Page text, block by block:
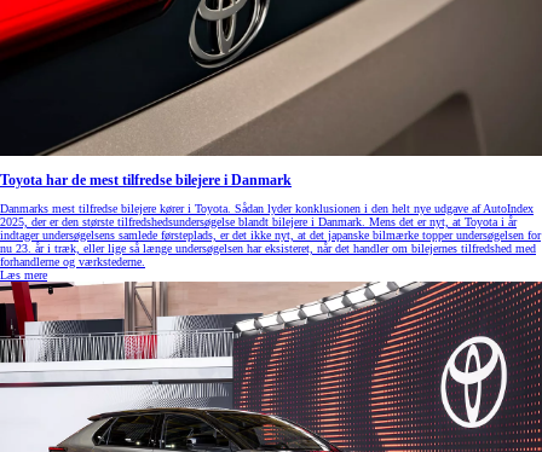
Toyota har de mest tilfredse bilejere i Danmark
Danmarks mest tilfredse bilejere kører i Toyota. Sådan lyder konklusionen i den helt nye udgave af AutoIndex
2025, der er den største tilfredshedsundersøgelse blandt bilejere i Danmark. Mens det er nyt, at Toyota i år
indtager undersøgelsens samlede førsteplads, er det ikke nyt, at det japanske bilmærke topper undersøgelsen for
nu 23. år i træk, eller lige så længe undersøgelsen har eksisteret, når det handler om bilejernes tilfredshed med
forhandlerne og værkstederne.
Læs mere